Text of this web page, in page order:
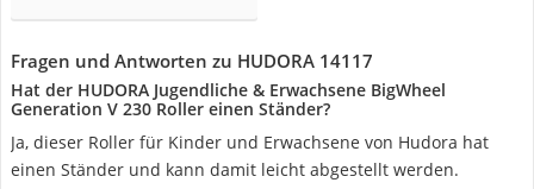
Fragen und Antworten zu HUDORA 14117
Hat der HUDORA Jugendliche & Erwachsene BigWheel
Generation V 230 Roller einen Ständer?
Ja, dieser Roller für Kinder und Erwachsene von Hudora hat
einen Ständer und kann damit leicht abgestellt werden.